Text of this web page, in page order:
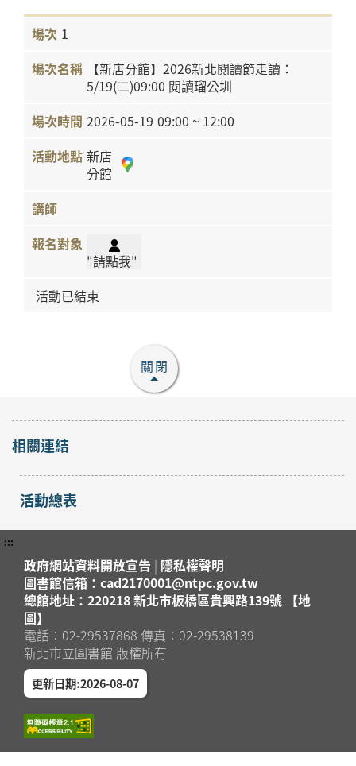
1
【新店分館】2026新北閱讀節走讀：
5/19(二)09:00 閱讀瑠公圳
2026-05-19 09:00 ~ 12:00
新店
分館
"請點我"
活動已結束
關閉
相關連結
活動總表
:::
政府網站資料開放宣告 | 隱私權聲明
圖書館信箱：cad2170001@ntpc.gov.tw
總館地址：220218 新北市板橋區貴興路139號 【地
圖】
電話：02-29537868 傳真：02-29538139
新北市立圖書館 版權所有
更新日期:2026-08-07